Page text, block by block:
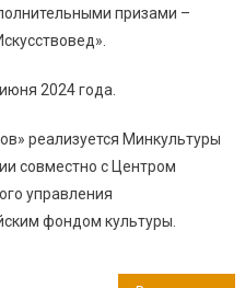
призами –
2024 года.
реализуется Минкультуры
совместно с Центром
управления
фондом культуры.